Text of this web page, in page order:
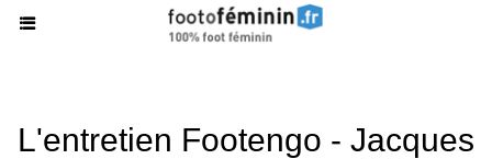
L'entretien Footengo - Jacques